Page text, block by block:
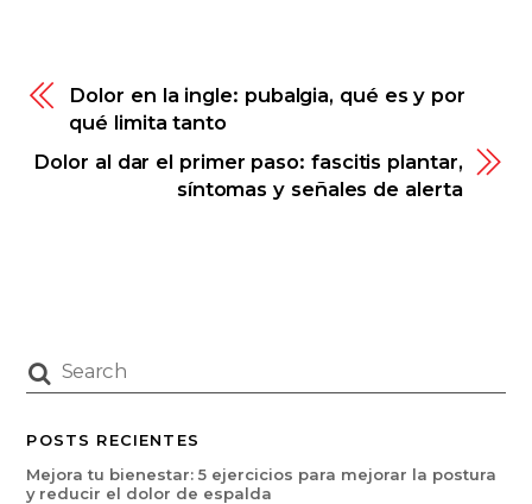
Dolor en la ingle: pubalgia, qué es y por
qué limita tanto
Dolor al dar el primer paso: fascitis plantar,
síntomas y señales de alerta
POSTS RECIENTES
Mejora tu bienestar: 5 ejercicios para mejorar la postura
y reducir el dolor de espalda